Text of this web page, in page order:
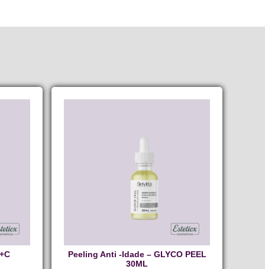
Peeling Anti -Idade – GLYCO PEEL
30ML